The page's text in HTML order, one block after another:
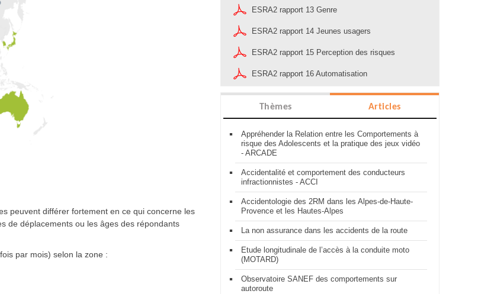
peuvent différer fortement en ce qui concerne les
de déplacements ou les âges des répondants
par mois) selon la zone :
ESRA2 rapport 13 Genre
ESRA2 rapport 14 Jeunes usagers
ESRA2 rapport 15 Perception des risques
ESRA2 rapport 16 Automatisation
Thèmes Articles
Appréhender la Relation entre les Comportements à
risque des Adolescents et la pratique des jeux vidéo
- ARCADE
Accidentalité et comportement des conducteurs
infractionnistes - ACCI
Accidentologie des 2RM dans les Alpes-de-Haute-
Provence et les Hautes-Alpes
La non assurance dans les accidents de la route
Etude longitudinale de l’accès à la conduite moto
(MOTARD)
Observatoire SANEF des comportements sur
autoroute